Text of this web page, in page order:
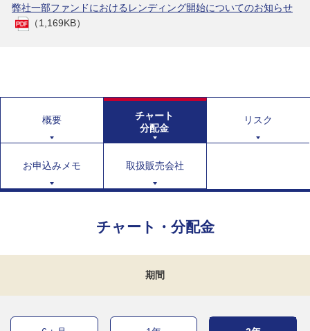
弊社一部ファンドにおけるレンディング開始についてのお知らせ
（1,169KB）
概要
チャート
分配金
リスク
お申込みメモ 取扱販売会社
チャート・分配金
期間